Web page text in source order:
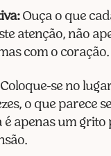
Ouça o que
atenção, não
com o coração.
se no
o que parece
é apenas um grito